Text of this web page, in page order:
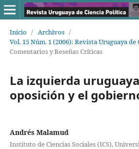
Inicio / Archivos /
Vol. 15 Núm. 1 (2006): Revista Uruguaya
Comentarios y Reseñas Críticas
La izquierda
oposición y el
Andrés Malamud
Instituto de Ciencias Sociales (ICS),